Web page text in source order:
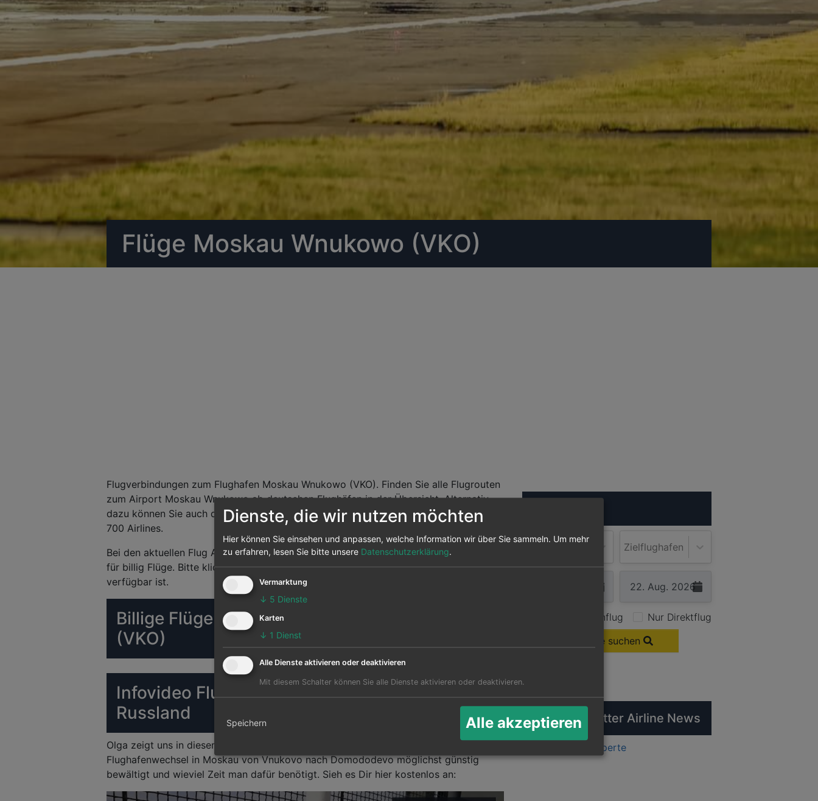
Flüge Moskau Wnukowo (VKO)
Flugverbindungen zum Flughafen Moskau Wnukowo (VKO). Finden Sie alle Flugrouten
zum Airport Moskau Wnukowo ab deutschen Flughäfen in der Übersicht. Alternativ
dazu können Sie auch die Flugsuche nutzen. Wir vergleichen die Flugpreise von über
700 Airlines.
Bei den aktuellen Flug Angeboten handelt es sich um Daten aus unserem Preisarchiv
für billig Flüge. Bitte klicken Sie nochmals auf prüfen um sehen, ob der Flug noch
verfügbar ist.
Billige Flüge (Matrix) nach Moskau Wnukowo
(VKO)
Infovideo Flughafenwechsel Moskau,
Russland
Olga zeigt uns in diesem gemeinsam erstellen Video bei Youtube wie man den
Flughafenwechsel in Moskau von Vnukovo nach Domododevo möglichst günstig
bewältigt und wieviel Zeit man dafür benötigt. Sieh es Dir hier kostenlos an:
Zielflughafen
Nur Hinflug
Nur Direktflug
Flüge suchen
Aktuelle Twitter Airline News
Tweets by flugexperte
Dienste, die wir nutzen möchten
Hier können Sie einsehen und anpassen, welche Information wir über Sie sammeln. Um mehr
zu erfahren, lesen Sie bitte unsere Datenschutzerklärung.
Vermarktung
↓ 5 Dienste
Karten
↓ 1 Dienst
Alle Dienste aktivieren oder deaktivieren
Mit diesem Schalter können Sie alle Dienste aktivieren oder deaktivieren.
Speichern Alle akzeptieren